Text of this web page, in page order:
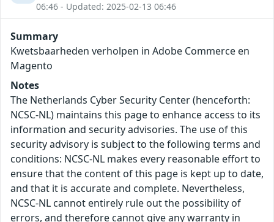
06:46 - Updated: 2025-02-13 06:46
Summary
Kwetsbaarheden verholpen in Adobe Commerce en
Magento
Notes
The Netherlands Cyber Security Center (henceforth:
NCSC-NL) maintains this page to enhance access to its
information and security advisories. The use of this
security advisory is subject to the following terms and
conditions: NCSC-NL makes every reasonable effort to
ensure that the content of this page is kept up to date,
and that it is accurate and complete. Nevertheless,
NCSC-NL cannot entirely rule out the possibility of
errors, and therefore cannot give any warranty in